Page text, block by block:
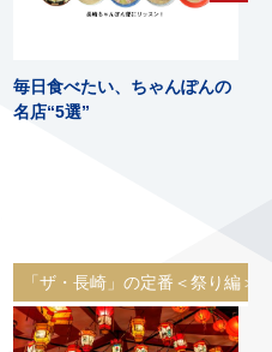
毎日食べたい、ちゃんぽんの
名店“5選”
「ザ・長崎」の定番＜祭り編＞